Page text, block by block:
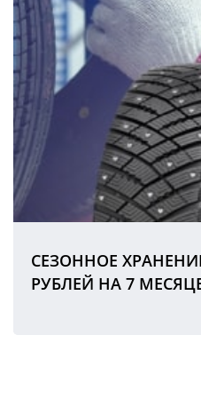
СЕЗОННОЕ
РУБЛЕЙ НА 7